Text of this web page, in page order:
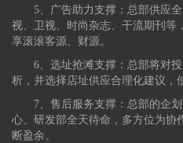
5、广告助力支撑：总部供应全
视、卫视、时尚杂志、干流期刊等
享滚滚客源、财源。
6、选址抢滩支撑：总部将对投
析，并选择店址供应合理化建议，
7、售后服务支撑：总部的企划
心、研发部全天待命，多方位为协
断盈余。